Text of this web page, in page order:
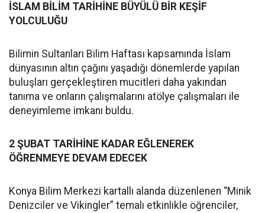
İSLAM BİLİM TARİHİNE BÜYÜLÜ BİR KEŞİF
YOLCULUĞU
Bilimin Sultanları Bilim Haftası kapsamında İslam
dünyasının altın çağını yaşadığı dönemlerde yapılan
buluşları gerçekleştiren mucitleri daha yakından
tanıma ve onların çalışmalarını atölye çalışmaları ile
deneyimleme imkanı buldu.
2 ŞUBAT TARİHİNE KADAR EĞLENEREK
ÖĞRENMEYE DEVAM EDECEK
Konya Bilim Merkezi kartallı alanda düzenlenen “Minik
Denizciler ve Vikingler” temalı etkinlikle öğrenciler,